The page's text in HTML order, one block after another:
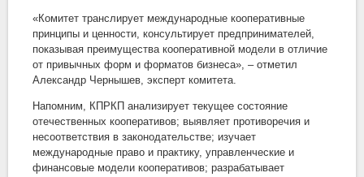
«Комитет транслирует международные кооперативные
принципы и ценности, консультирует предпринимателей,
показывая преимущества кооперативной модели в отличие
от привычных форм и форматов бизнеса», – отметил
Александр Чернышев, эксперт комитета.
Напомним, КПРКП анализирует текущее состояние
отечественных кооперативов; выявляет противоречия и
несоответствия в законодательстве; изучает
международные право и практику, управленческие и
финансовые модели кооперативов; разрабатывает